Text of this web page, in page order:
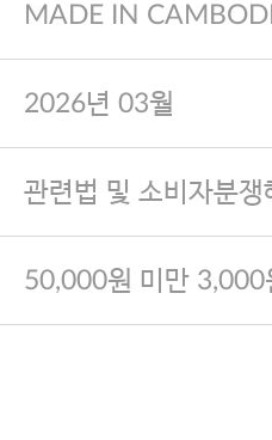
MADE IN
2026년 03월
관련법 및 소비자분
50,000원 미만 3,000